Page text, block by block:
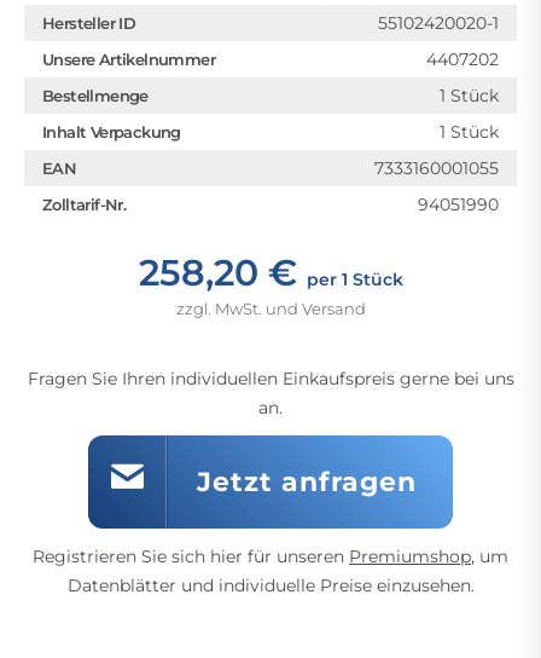
Hersteller ID 55102420020-1
Unsere Artikelnummer 4407202
Bestellmenge 1 Stück
Inhalt Verpackung 1 Stück
EAN 7333160001055
Zolltarif-Nr. 94051990
258,20 € per 1 Stück
zzgl. MwSt. und Versand
Fragen Sie Ihren individuellen Einkaufspreis gerne bei uns
an.
Jetzt anfragen
Registrieren Sie sich hier für unseren Premiumshop, um
Datenblätter und individuelle Preise einzusehen.